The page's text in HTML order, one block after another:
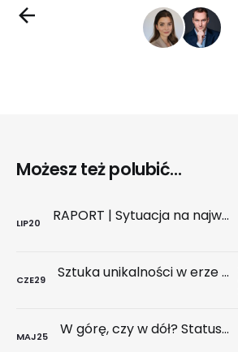
Możesz też polubić...
LIP20 RAPORT | Sytuacja na największych rynkach mieszkaniowych po II kwartale 2026
CZE29 Sztuka unikalności w erze hiperkonkurencji
MAJ25 W górę, czy w dół? Status gospodarki i rynku nieruchomości w 1 poł. 2026